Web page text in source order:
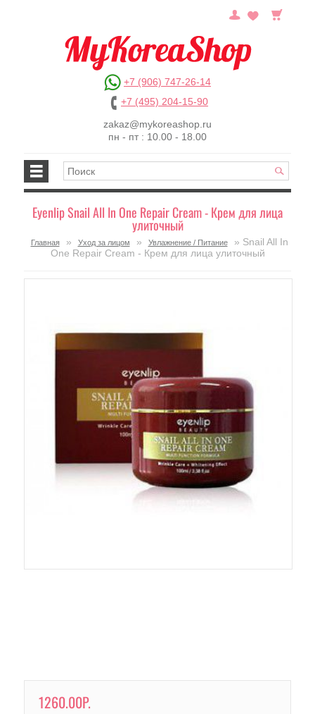
+7 (906) 747-26-14
+7 (495) 204-15-90
zakaz@mykoreashop.ru
пн - пт : 10.00 - 18.00
Eyenlip Snail All In One Repair Cream - Крем для лица
улиточный
Главная » Уход за лицом » Увлажнение / Питание
» Snail All In
One Repair Cream - Крем для лица улиточный
1260.00Р.